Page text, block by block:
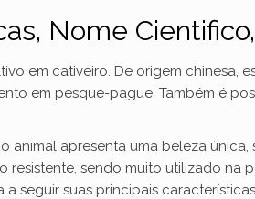
Nome
em cativeiro. De origem chinesa,
em pesque-pague. Também é
animal apresenta uma beleza
sendo muito utilizado na
seguir suas principais